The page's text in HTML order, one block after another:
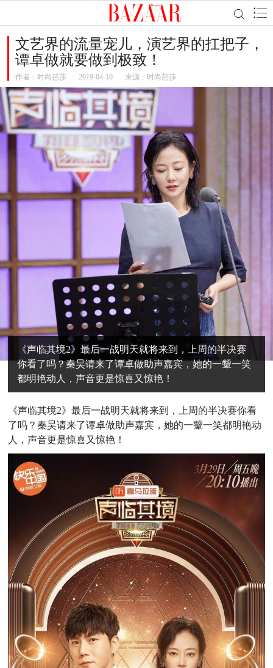
文艺界的流量宠儿，演艺界的扛把子，
谭卓做就要做到极致！
作者： 时尚芭莎 2019-04-10 来源：时尚芭莎
《声临其境2》最后一战明天就将来到，上周的半决赛
你看了吗？秦昊请来了谭卓做助声嘉宾，她的一颦一笑
都明艳动人，声音更是惊喜又惊艳！
《声临其境2》最后一战明天就将来到，上周的半决赛你看
了吗？秦昊请来了谭卓做助声嘉宾，她的一颦一笑都明艳动
人，声音更是惊喜又惊艳！